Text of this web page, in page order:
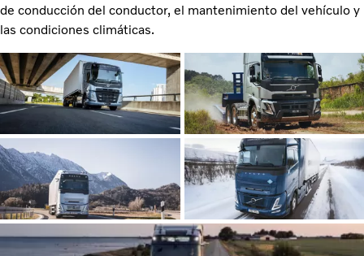
de conducción del conductor, el mantenimiento del vehículo y
las condiciones climáticas.